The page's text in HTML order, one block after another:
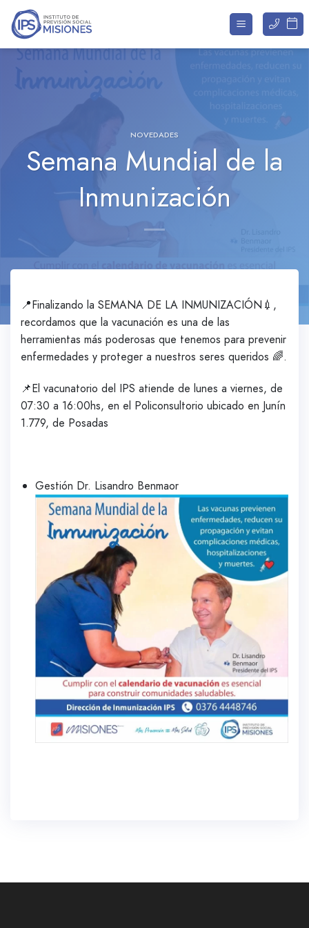
Saltar
contenido
NOVEDADES
Semana Mundial de la
Inmunización
📍Finalizando la SEMANA DE LA INMUNIZACIÓN💉,
recordamos que la vacunación es una de las
herramientas más poderosas que tenemos para prevenir
enfermedades y proteger a nuestros seres queridos 🌈.
📌El vacunatorio del IPS atiende de lunes a viernes, de
07:30 a 16:00hs, en el Policonsultorio ubicado en Junín
1.779, de Posadas
Gestión Dr. Lisandro Benmaor